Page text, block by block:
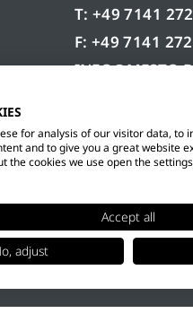
T: +49 7141
F: +49 7141
for analysis of our visitor data, to
and to give you a great website
the cookies we use open the
Accept all
adjust